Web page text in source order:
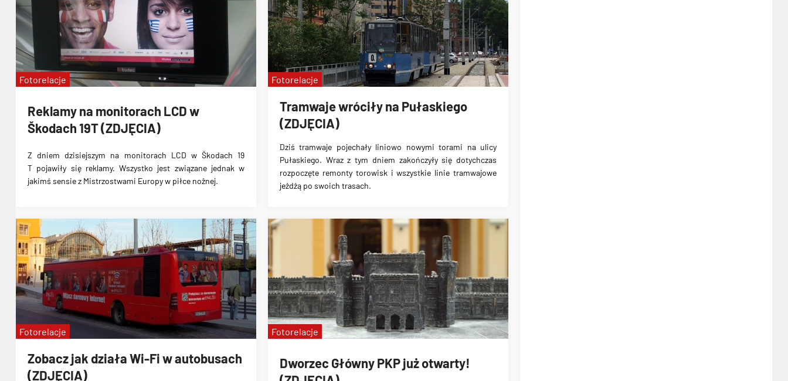
Reklamy na monitorach LCD w
Škodach 19T (ZDJĘCIA)
Z dniem dzisiejszym na monitorach LCD w Škodach 19
T pojawiły się reklamy. Wszystko jest związane jednak w
jakimś sensie z Mistrzostwami Europy w piłce nożnej.
Fotorelacje
Tramwaje wróciły na Pułaskiego
(ZDJĘCIA)
Dziś tramwaje pojechały liniowo nowymi torami na ulicy
Pułaskiego. Wraz z tym dniem zakończyły się dotychczas
rozpoczęte remonty torowisk i wszystkie linie tramwajowe
jeżdżą po swoich trasach.
Fotorelacje
Zobacz jak działa Wi-Fi w autobusach
(ZDJĘCIA)
Fotorelacje
Dworzec Główny PKP już otwarty!
Fotorelacje